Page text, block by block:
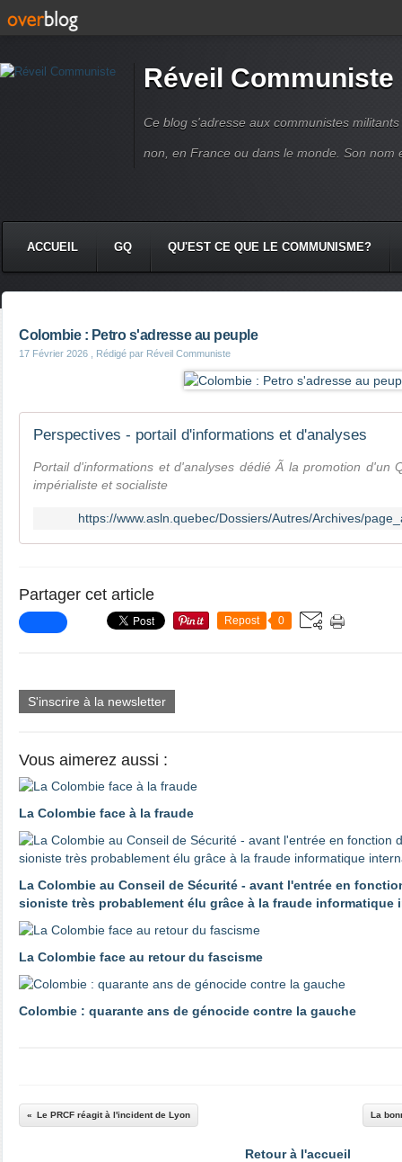
Réveil Communiste
Ce blog s'adresse aux communistes
non, en France ou dans le monde. Son nom
ACCUEIL GQ QU'EST CE QUE LE COMMUNISME?
Colombie : Petro s'adresse au peuple
17 Février 2026 , Rédigé par Réveil Communiste
Perspectives - portail d'informations et d'analyses
Portail d'informations et d'analyses dédié Ã la promotion d'un
impérialiste et socialiste
https://www.asln.quebec/Dossiers/Autres/Archives/
Partager cet article
Repost 0
S'inscrire à la newsletter
Vous aimerez aussi :
La Colombie face à la fraude
La Colombie au Conseil de Sécurité - avant l'entrée en
sioniste très probablement élu grâce à la fraude informatique
La Colombie face au retour du fascisme
Colombie : quarante ans de génocide contre la gauche
Le PRCF réagit à l'incident de Lyon La
Retour à l'accueil